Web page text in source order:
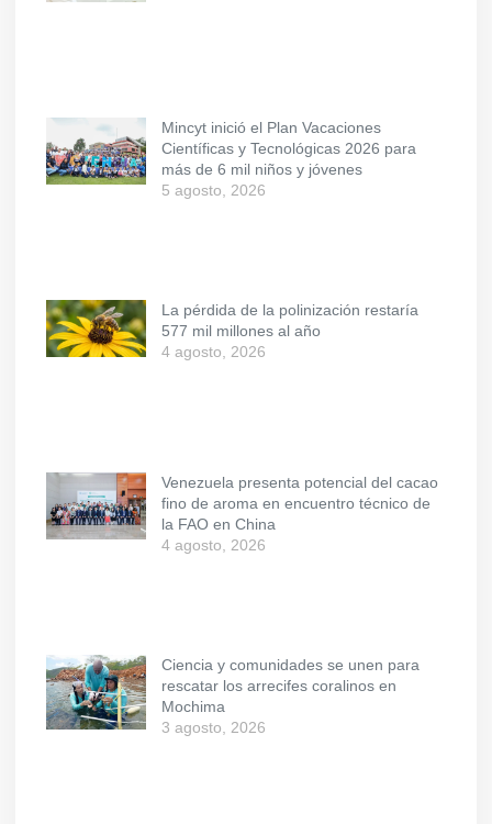
Mincyt inició el Plan Vacaciones
Científicas y Tecnológicas 2026 para
más de 6 mil niños y jóvenes
5 agosto, 2026
La pérdida de la polinización restaría
577 mil millones al año
4 agosto, 2026
Venezuela presenta potencial del cacao
fino de aroma en encuentro técnico de
la FAO en China
4 agosto, 2026
Ciencia y comunidades se unen para
rescatar los arrecifes coralinos en
Mochima
3 agosto, 2026